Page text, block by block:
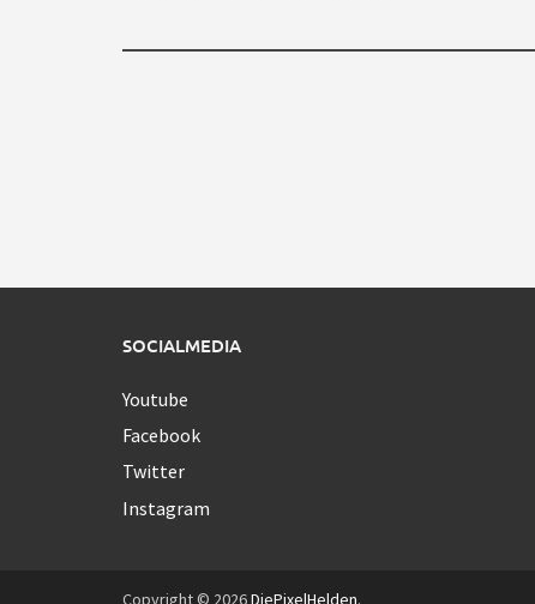
SOCIALMEDIA
Youtube
Facebook
Twitter
Instagram
Copyright © 2026DiePixelHelden.